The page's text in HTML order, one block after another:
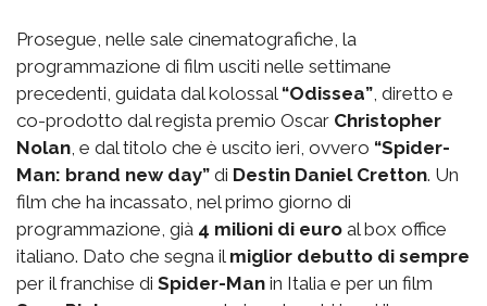
Prosegue, nelle sale cinematografiche, la
programmazione di film usciti nelle settimane
precedenti, guidata dal kolossal “Odissea”, diretto e
co-prodotto dal regista premio Oscar Christopher
Nolan, e dal titolo che è uscito ieri, ovvero “Spider-
Man: brand new day” di Destin Daniel Cretton. Un
film che ha incassato, nel primo giorno di
programmazione, già 4 milioni di euro al box office
italiano. Dato che segna il miglior debutto di sempre
per il franchise di Spider-Man in Italia e per un film